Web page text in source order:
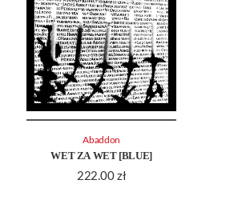
WET ZA WET [BLUE]
222.00 zł
Abaddon